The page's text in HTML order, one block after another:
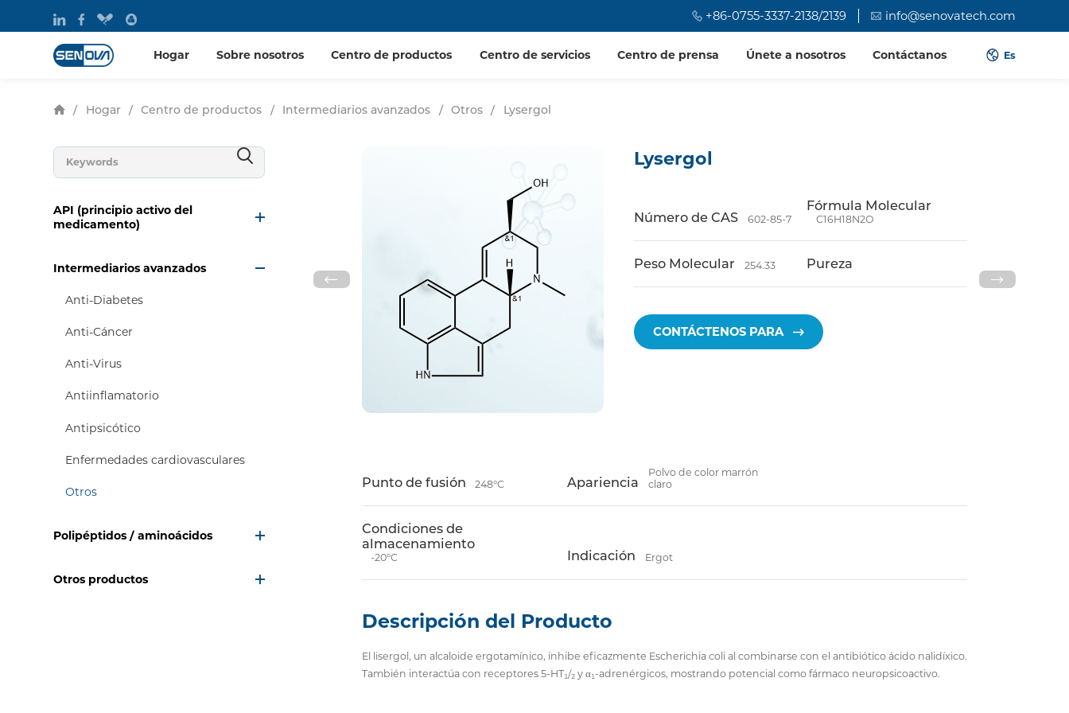
+86-0755-3337-2138/2139 info@senovatech.com
Hogar Sobre nosotros Centro de productos Centro de servicios Centro de prensa Únete a nosotros Contáctanos Es
/ Hogar / Centro de productos / Intermediarios avanzados / Otros / Lysergol
API (principio activo del
medicamento)
Intermediarios avanzados
Anti-Diabetes
Anti-Cáncer
Anti-Virus
Antiinflamatorio
Antipsicótico
Enfermedades cardiovasculares
Otros
Polipéptidos / aminoácidos
Otros productos
Lysergol
Número de CAS 602-85-7
Fórmula Molecular
C16H18N2O
Peso Molecular 254.33 Pureza
CONTÁCTENOS PARA
Punto de fusión 248°C Apariencia
Polvo de color marrón
claro
Condiciones de
almacenamiento
-20°C Indicación Ergot
Descripción del Producto
El lisergol, un alcaloide ergotamínico, inhibe eficazmente Escherichia coli al combinarse con el antibiótico ácido nalidíxico.
También interactúa con receptores 5-HT₁/₂ y α₁-adrenérgicos, mostrando potencial como fármaco neuropsicoactivo.